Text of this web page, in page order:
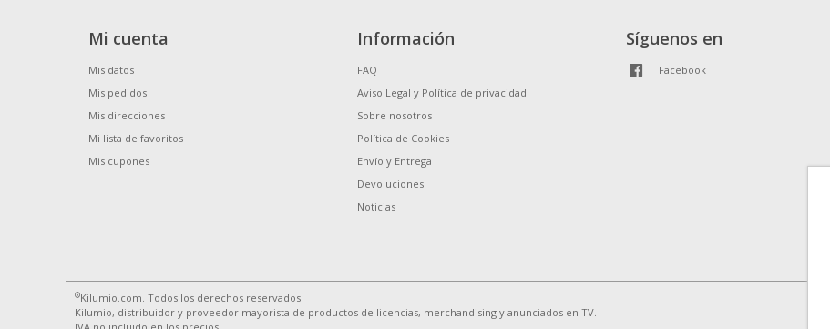
Mi cuenta
Mis datos
Mis pedidos
Mis direcciones
Mi lista de favoritos
Mis cupones
Información
FAQ
Aviso Legal y Política de privacidad
Sobre nosotros
Política de Cookies
Envío y Entrega
Devoluciones
Noticias
Síguenos en
Facebook
®Kilumio.com. Todos los derechos reservados.
Kilumio, distribuidor y proveedor mayorista de productos de licencias, merchandising y anunciados en TV.